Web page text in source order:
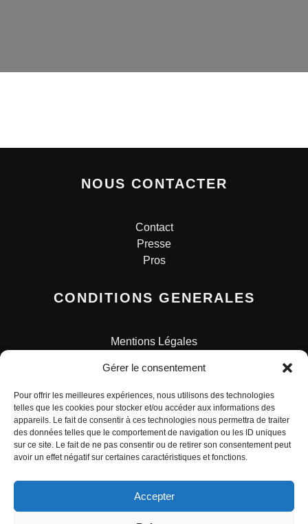
Gérer le consentement
Pour offrir les meilleures expériences, nous utilisons des technologies
telles que les cookies pour stocker et/ou accéder aux informations des
appareils. Le fait de consentir à ces technologies nous permettra de traiter
des données telles que le comportement de navigation ou les ID uniques
sur ce site. Le fait de ne pas consentir ou de retirer son consentement peut
avoir un effet négatif sur certaines caractéristiques et fonctions.
Accepter
NOUS CONTACTER
Contact
Presse
Pros
CONDITIONS GENERALES
Mentions Légales
Charte pour la protection des données personnelles
© ALL RIGHTS RESERVED. URBAN COMICS POUR LES